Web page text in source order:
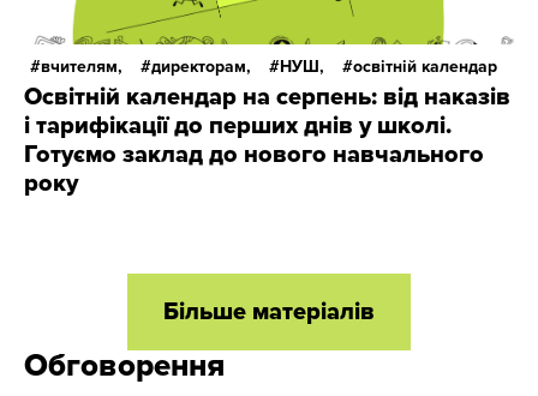
вчителям, директорам, НУШ, освітній календар
Освітній календар на серпень: від наказів
і тарифікації до перших днів у школі.
Готуємо заклад до нового навчального
року
Більше матеріалів
Обговорення